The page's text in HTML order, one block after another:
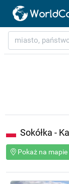
Sokółka -
Pokaż na mapie